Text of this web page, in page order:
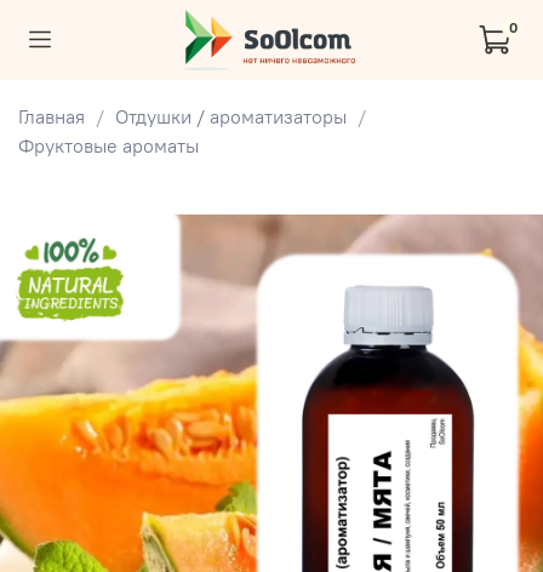
0
Главная
Отдушки / ароматизаторы
Фруктовые ароматы